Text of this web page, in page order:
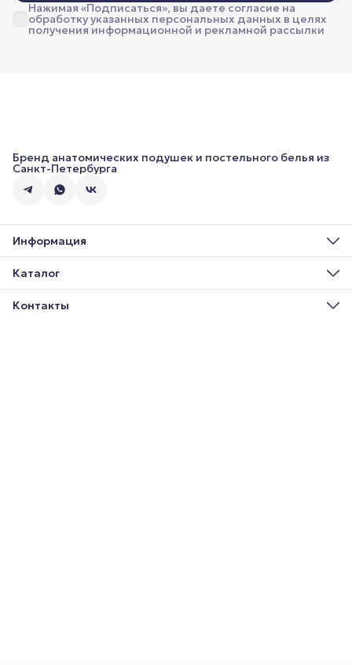
Нажимая «Подписаться», вы даете согласие на
обработку указанных персональных данных в целях
получения информационной и рекламной рассылки
Бренд анатомических подушек и постельного белья из
Санкт-Петербурга
Информация
О нас
Доставка
Блог
Каталог
Постельное бельё
Подушки
Контакты